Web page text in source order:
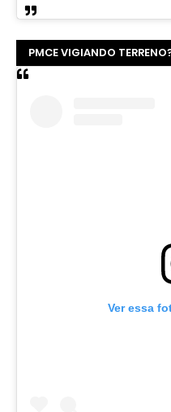
PMCE VIGIANDO
Ver essa